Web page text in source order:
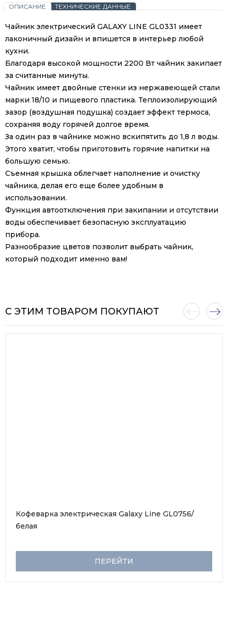
ОПИСАНИЕ ТЕХНИЧЕСКИЕ ДАННЫЕ
Чайник электрический GALAXY LINE GL0331 имеет
лаконичный дизайн и впишется в интерьер любой
кухни.
Благодаря высокой мощности 2200 Вт чайник закипает
за считанные минуты.
Чайник имеет двойные стенки из нержавеющей стали
марки 18/10 и пищевого пластика. Теплоизолирующий
зазор (воздушная подушка) создает эффект термоса,
сохраняя воду горячей долгое время.
За один раз в чайнике можно вскипятить до 1,8 л воды.
Этого хватит, чтобы приготовить горячие напитки на
большую семью.
Съемная крышка облегчает наполнение и очистку
чайника, делая его еще более удобным в
использовании.
Функция автоотключения при закипании и отсутствии
воды обеспечивает безопасную эксплуатацию
прибора.
Разнообразие цветов позволит выбрать чайник,
который подходит именно вам!
С ЭТИМ ТОВАРОМ ПОКУПАЮТ
Кофеварка электрическая Galaxy Line GL0756/
белая
ПЕРЕЙТИ